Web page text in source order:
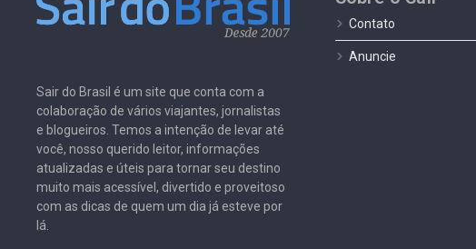
Sair do Brasil é um site que conta com a
colaboração de vários viajantes, jornalistas
e blogueiros. Temos a intenção de levar até
você, nosso querido leitor, informações
atualizadas e úteis para tornar seu destino
muito mais acessível, divertido e proveitoso
com as dicas de quem um dia já esteve por
lá.
Contato
Anuncie